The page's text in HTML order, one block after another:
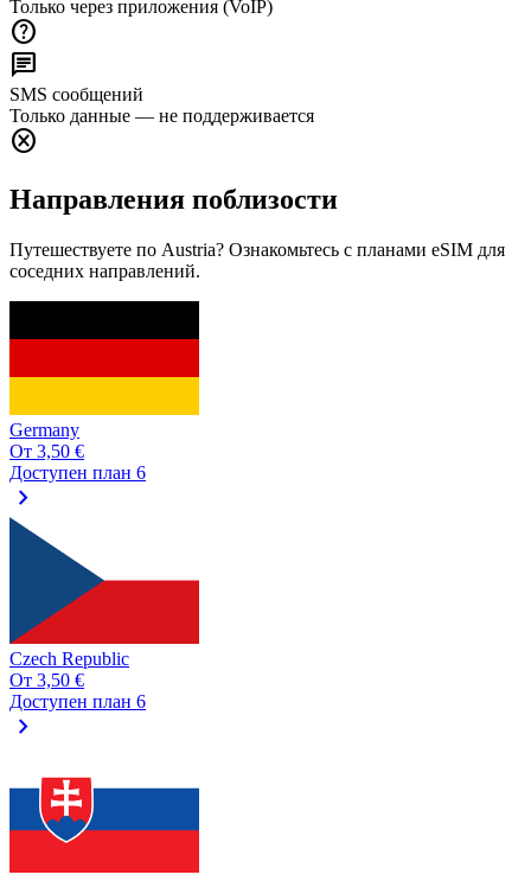
Только через приложения (VoIP)
help
chat
SMS сообщений
Только данные — не поддерживается
cancel
Направления поблизости
Путешествуете по Austria? Ознакомьтесь с планами eSIM для
соседних направлений.
Germany
От 3,50 €
Доступен план 6
chevron_right
Czech Republic
От 3,50 €
Доступен план 6
chevron_right